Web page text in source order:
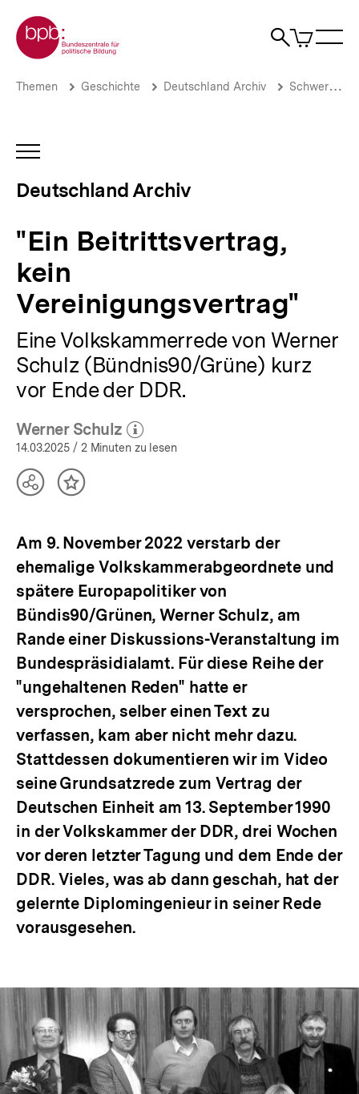
zum
Seiteninhalt
springen
Zur Startseite der bpb
Suche
Artikel
im
"Ein
Deutschland
Brotkrümelnavigation
Pfadnavigation
Themen Geschichte Deutschland Archiv Schwerpunkte
INHALTSNAVIGATION
Deutschland Archiv
"Ein Beitrittsvertrag,
kein
Vereinigungsvertrag"
Eine Volkskammerrede von Werner
Schulz (Bündnis90/Grüne) kurz
vor Ende der DDR.
Werner Schulz
(Mehr zum Autor)
öffnen
14.03.2025 / 2 Minuten zu lesen
TeilenInhalt
Am 9. November 2022 verstarb der
ehemalige Volkskammerabgeordnete und
spätere Europapolitiker von
Bündis90/Grünen, Werner Schulz, am
Rande einer Diskussions-Veranstaltung im
Bundespräsidialamt. Für diese Reihe der
"ungehaltenen Reden" hatte er
versprochen, selber einen Text zu
verfassen, kam aber nicht mehr dazu.
Stattdessen dokumentieren wir im Video
seine Grundsatzrede zum Vertrag der
Deutschen Einheit am 13. September 1990
in der Volkskammer der DDR, drei Wochen
vor deren letzter Tagung und dem Ende der
DDR. Vieles, was ab dann geschah, hat der
gelernte Diplomingenieur in seiner Rede
vorausgesehen.